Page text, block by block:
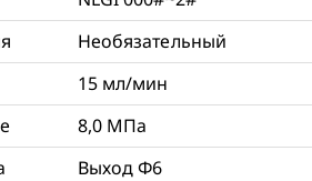
Необязательный
15 мл/мин
8,0 МПа
Выход Φ6